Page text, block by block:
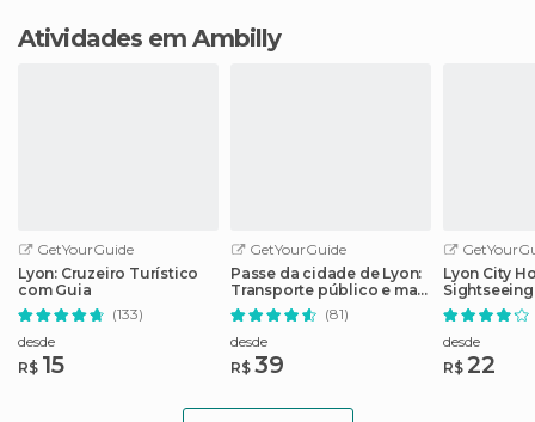
Atividades em Ambilly
GetYourGuide
Lyon: Cruzeiro Turístico
com Guia
(133)
desde
R$ 15
GetYourGuide
Passe da cidade de Lyon:
Transporte público e mais
de 40 atrações
(81)
desde
R$ 39
Lyon City
desde
R$ 22